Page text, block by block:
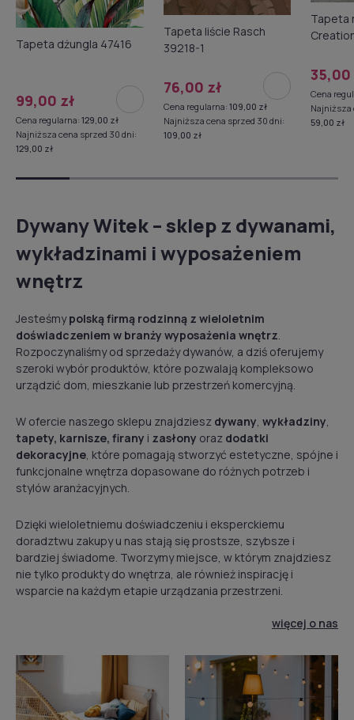
Tapeta dżungla 47416
99,00 zł
Cena regularna: 129,00 zł
Najniższa cena sprzed 30 dni:
129,00 zł
Tapeta liście Rasch
39218-1
76,00 zł
Cena regularna: 109,00 zł
Najniższa cena sprzed 30 dni:
109,00 zł
Tapeta
35,00
Cena
Najniższa
59,00 zł
Dywany Witek – sklep z dywanami,
wykładzinami i wyposażeniem
wnętrz
Jesteśmypolską firmą rodzinną z wieloletnim
doświadczeniem w branży wyposażenia wnętrz
Rozpoczynaliśmy od sprzedaży dywanów, a dziś oferujemy
szeroki wybór produktów, które pozwalają kompleksowo
urządzić dom, mieszkanie lub przestrzeń komercyjną.
W ofercie naszego sklepu znajdziesz dywany wykładziny
tapety, karnisze, firany i zasłony oraz dodatki
dekoracyjne , które pomagają stworzyć estetyczne, spójne i
funkcjonalne wnętrza dopasowane do różnych potrzeb i
stylów aranżacyjnych.
Dzięki wieloletniemu doświadczeniu i eksperckiemu
doradztwu zakupy u nas stają się prostsze, szybsze i
bardziej świadome. Tworzymy miejsce, w którym znajdziesz
nie tylko produkty do wnętrza, ale również inspirację i
wsparcie na każdym etapie urządzania przestrzeni.
więcej o nas